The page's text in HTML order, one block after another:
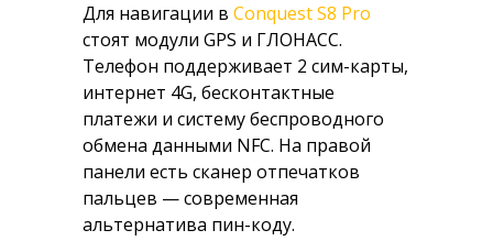
Для навигации в Conquest S8 Pro
стоят модули GPS и ГЛОНАСС.
Телефон поддерживает 2 сим-карты,
интернет 4G, бесконтактные
платежи и систему беспроводного
обмена данными NFC. На правой
панели есть сканер отпечатков
пальцев — современная
альтернатива пин-коду.